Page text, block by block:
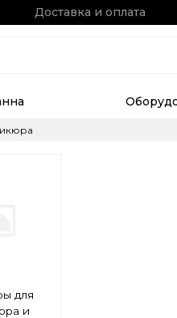
Доставка и оплата
для
и